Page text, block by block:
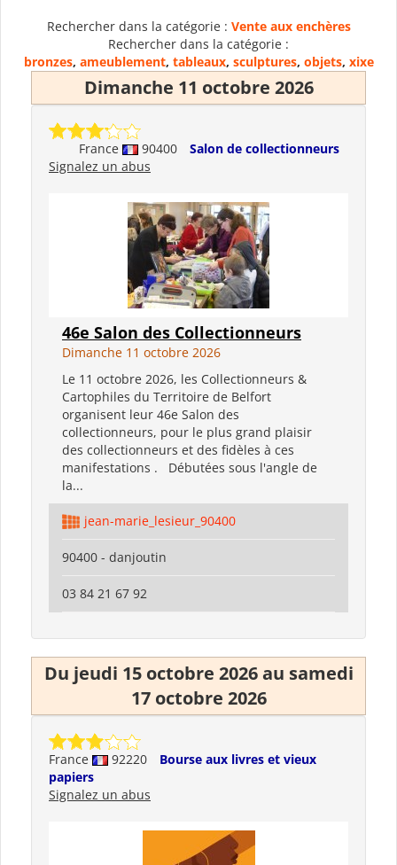
Rechercher dans la catégorie : Vente aux enchères
Rechercher dans la catégorie :
bronzes, ameublement, tableaux, sculptures, objets, xixe
Dimanche 11 octobre 2026
France 90400
Salon de collectionneurs
Signalez un abus
46e Salon des Collectionneurs
Dimanche 11 octobre 2026
Le 11 octobre 2026, les Collectionneurs &
Cartophiles du Territoire de Belfort
organisent leur 46e Salon des
collectionneurs, pour le plus grand plaisir
des collectionneurs et des fidèles à ces
manifestations . Débutées sous l'angle de
la...
jean-marie_lesieur_90400
90400 - danjoutin
03 84 21 67 92
Du jeudi 15 octobre 2026 au samedi
17 octobre 2026
France 92220
Bourse aux livres et vieux
papiers
Signalez un abus